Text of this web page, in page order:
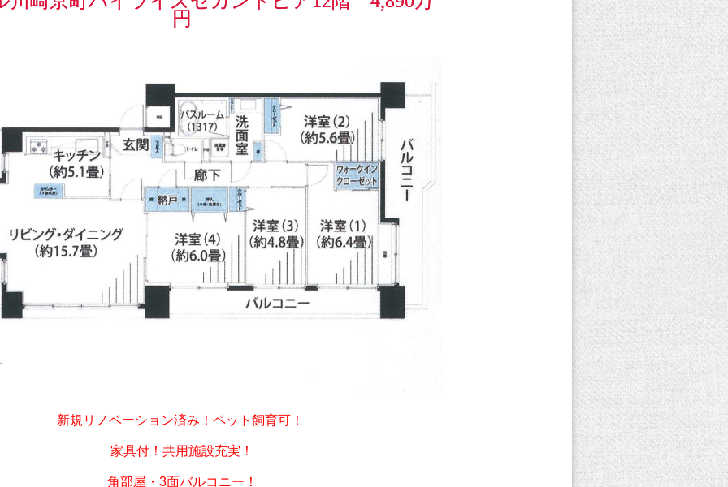
円
新規リノベーション済み！ペット飼育可！
家具付！共用施設充実！
角部屋・3面バルコニー！